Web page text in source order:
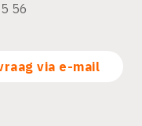
56
een vraag via e-mail